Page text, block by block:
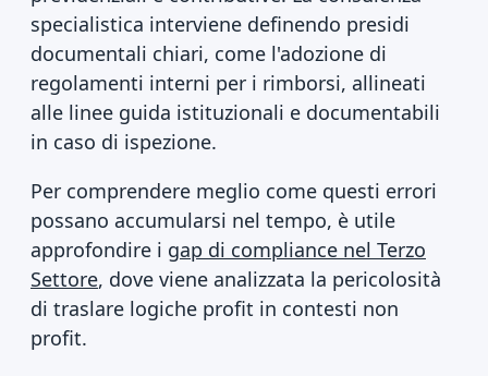
specialistica interviene definendo presidi
documentali chiari, come l'adozione di
regolamenti interni per i rimborsi, allineati
alle linee guida istituzionali e documentabili
in caso di ispezione.
Per comprendere meglio come questi errori
possano accumularsi nel tempo, è utile
approfondire i gap di compliance nel Terzo
Settore, dove viene analizzata la pericolosità
di traslare logiche profit in contesti non
profit.